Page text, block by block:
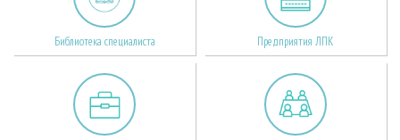
Библиотека специалиста Предприятия ЛПК